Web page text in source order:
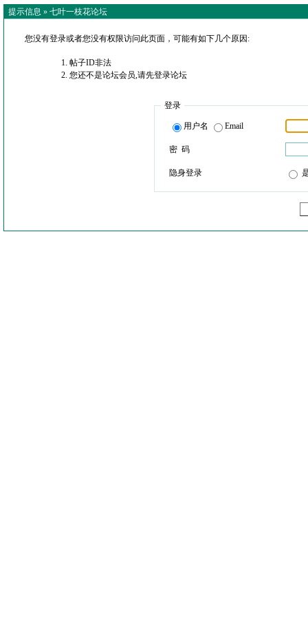
提示信息 » 七叶一枝花论坛
您没有登录或者您没有权限访问此页面，可能有如下几个原因:
帖子ID非法
您还不是论坛会员,请先登录论坛
登录
用户名 Email
密 码
隐身登录